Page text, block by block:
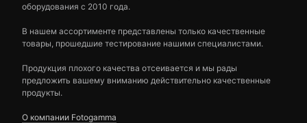
оборудования с 2010 года.
В нашем ассортименте представлены только качественные
товары, прошедшие тестирование нашими специалистами.
Продукция плохого качества отсеивается и мы рады
предложить вашему вниманию действительно качественные
продукты.
О компании Fotogamma